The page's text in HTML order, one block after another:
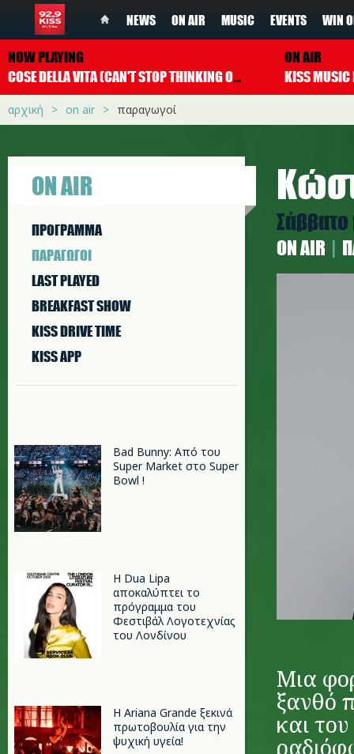
NEWS ON AIR MUSIC EVENTS WIN
NOW PLAYING
COSE DELLA VITA (CAN'T STOP THINKING OF YOU)
EROS
ON AIR
αρχική on air παραγωγοί
ON AIR
ΠΡΟΓΡΑΜΜΑ
ΠΑΡΑΓΩΓΟΙ
LAST PLAYED
BREAKFAST SHOW
KISS DRIVE TIME
KISS APP
Bad Bunny: Από του
Super Market στο Super
Bowl !
Η Dua Lipa
αποκαλύπτει το
πρόγραμμα του
Φεστιβάλ Λογοτεχνίας
του Λονδίνου
Η Ariana Grande ξεκινά
πρωτοβουλία για την
ψυχική υγεία!
Σάββατο
ON AIR
Μια
ξανθό
και